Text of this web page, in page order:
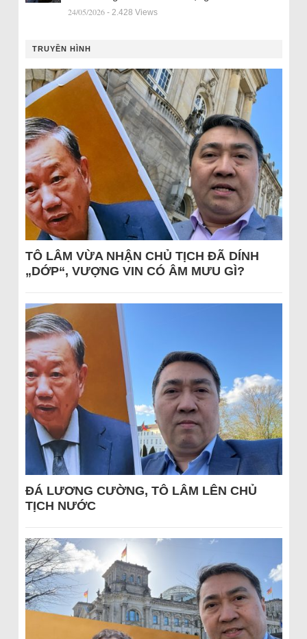
24/05/2026 - 2.428 Views
TRUYỀN HÌNH
TÔ LÂM VỪA NHẬN CHỦ TỊCH ĐÃ DÍNH
„DỚP“, VƯỢNG VIN CÓ ÂM MƯU GÌ?
ĐÁ LƯƠNG CƯỜNG, TÔ LÂM LÊN CHỦ
TỊCH NƯỚC